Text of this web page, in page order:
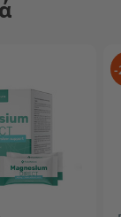
-